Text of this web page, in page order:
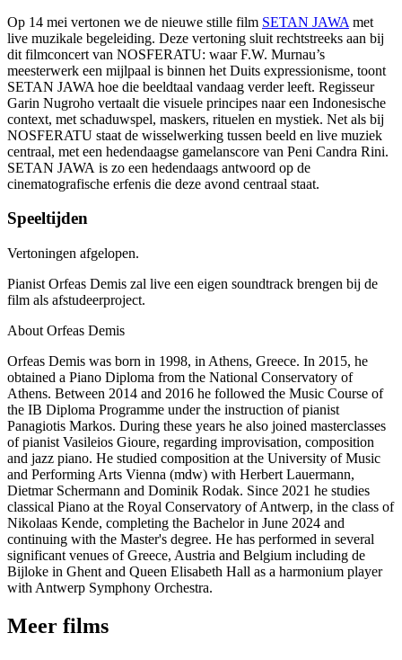
Op 14 mei vertonen we de nieuwe stille film SETAN JAWA met
live muzikale begeleiding. Deze vertoning sluit rechtstreeks aan bij
dit filmconcert van NOSFERATU: waar F.W. Murnau’s
meesterwerk een mijlpaal is binnen het Duits expressionisme, toont
SETAN JAWA hoe die beeldtaal vandaag verder leeft. Regisseur
Garin Nugroho vertaalt die visuele principes naar een Indonesische
context, met schaduwspel, maskers, rituelen en mystiek. Net als bij
NOSFERATU staat de wisselwerking tussen beeld en live muziek
centraal, met een hedendaagse gamelanscore van Peni Candra Rini.
SETAN JAWA is zo een hedendaags antwoord op de
cinematografische erfenis die deze avond centraal staat.
Speeltijden
Vertoningen afgelopen.
Pianist Orfeas Demis zal live een eigen soundtrack brengen bij de
film als afstudeerproject.
About Orfeas Demis
Orfeas Demis was born in 1998, in Athens, Greece. In 2015, he
obtained a Piano Diploma from the National Conservatory of
Athens. Between 2014 and 2016 he followed the Music Course of
the IB Diploma Programme under the instruction of pianist
Panagiotis Markos. During these years he also joined masterclasses
of pianist Vasileios Gioure, regarding improvisation, composition
and jazz piano. He studied composition at the University of Music
and Performing Arts Vienna (mdw) with Herbert Lauermann,
Dietmar Schermann and Dominik Rodak. Since 2021 he studies
classical Piano at the Royal Conservatory of Antwerp, in the class of
Nikolaas Kende, completing the Bachelor in June 2024 and
continuing with the Master's degree. He has performed in several
significant venues of Greece, Austria and Belgium including de
Bijloke in Ghent and Queen Elisabeth Hall as a harmonium player
with Antwerp Symphony Orchestra.
Meer films